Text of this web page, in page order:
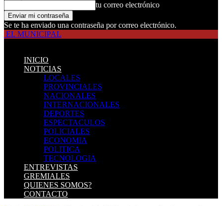
tu correo electrónico
Se te ha enviado una contraseña por correo electrónico.
EL MUNICIPAL
INICIO
NOTICIAS
LOCALES
PROVINCIALES
NACIONALES
INTERNACIONALES
DEPORTES
ESPECTACULOS
POLICIALES
ECONOMIA
POLITICA
TECNOLOGIA
ENTREVISTAS
GREMIALES
QUIENES SOMOS?
CONTACTO